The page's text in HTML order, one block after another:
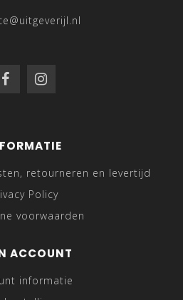
retourneren en levertijd
Policy
voorwaarden
ACCOUNT
informatie